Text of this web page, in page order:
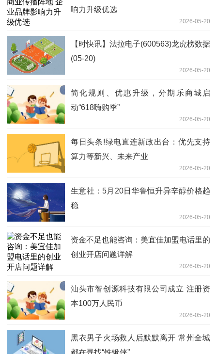
响力升级优选
2026-05-20
【时快讯】法拉电子(600563)龙虎榜数据
(05-20)
2026-05-20
简化规则、优惠升级，分期乐商城启
动“618嗨购季”
2026-05-20
每日头条!绿电直连新政出台：优先支持
算力等新兴、未来产业
2026-05-20
生意社：5月20日华鲁恒升异辛醇价格趋
稳
2026-05-20
资金不足也能咨询：美宜佳加盟电话里的
创业开店问题详解
2026-05-20
汕头市智创源科技有限公司成立 注册资
本100万人民币
2026-05-20
黑衣男子火场救人后默默离开 常州全城